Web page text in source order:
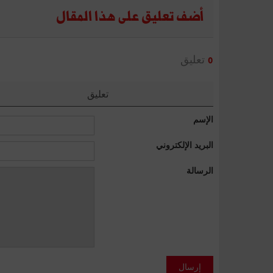
أضف تعليق على هذا المقال
0 تعليق
تعليق
الإسم
البريد الإلكتروني
الرسالة
إرسال